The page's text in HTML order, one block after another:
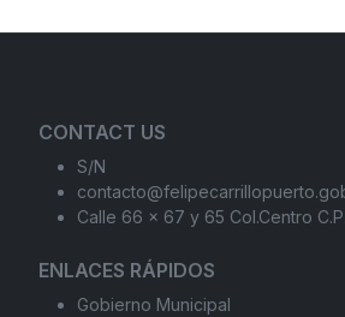
CONTACT US
S/N
Calle 66 x 67 y 65 Col.Centro
ENLACES RÁPIDOS
Gobierno Municipal